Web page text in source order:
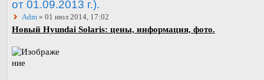
от 01.09.2013 г.).
Adm » 01 июл 2014, 17:02
Новый Hyundai Solaris: цены, информация, фото.